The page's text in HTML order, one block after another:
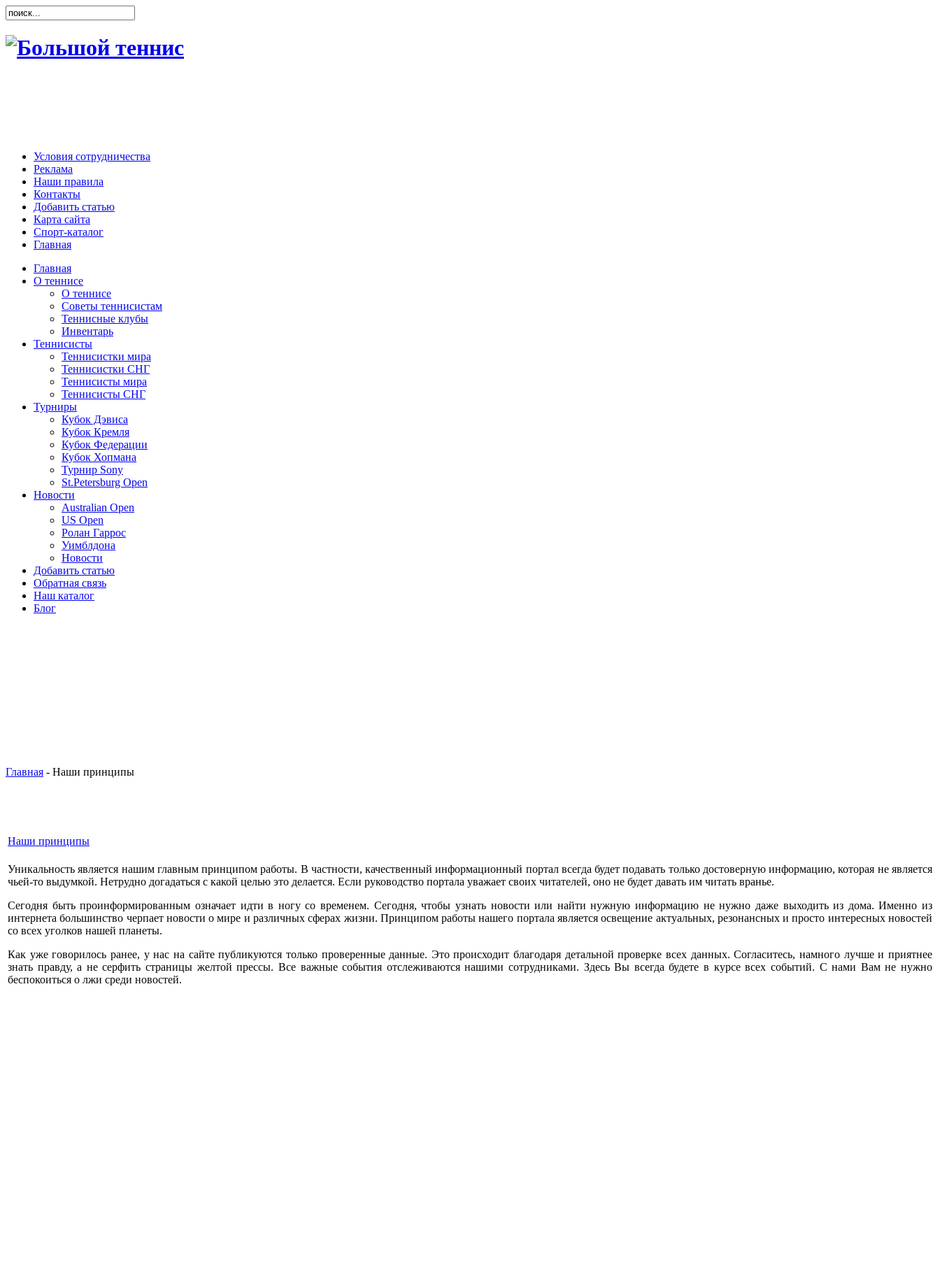
Условия сотрудничества
Реклама
Наши правила
Контакты
Добавить статью
Карта сайта
Спорт-каталог
Главная
Главная
О теннисе
О теннисе
Советы теннисистам
Теннисные клубы
Инвентарь
Теннисисты
Теннисистки мира
Теннисистки СНГ
Теннисисты мира
Теннисисты СНГ
Турниры
Кубок Дэвиса
Кубок Кремля
Кубок Федерации
Кубок Хопмана
Турнир Sony
St.Petersburg Open
Новости
Australian Open
US Open
Ролан Гаррос
Уимблдона
Новости
Добавить статью
Обратная связь
Наш каталог
Блог
Главная - Наши принципы
Наши принципы
Уникальность является нашим главным принципом работы. В частности, качественный информационный портал всегда будет подавать только достоверную информацию, которая не является
чьей-то выдумкой. Нетрудно догадаться с какой целью это делается. Если руководство портала уважает своих читателей, оно не будет давать им читать вранье.
Сегодня быть проинформированным означает идти в ногу со временем. Сегодня, чтобы узнать новости или найти нужную информацию не нужно даже выходить из дома. Именно из
интернета большинство черпает новости о мире и различных сферах жизни. Принципом работы нашего портала является освещение актуальных, резонансных и просто интересных новостей
со всех уголков нашей планеты.
Как уже говорилось ранее, у нас на сайте публикуются только проверенные данные. Это происходит благодаря детальной проверке всех данных. Согласитесь, намного лучше и приятнее
знать правду, а не серфить страницы желтой прессы. Все важные события отслеживаются нашими сотрудниками. Здесь Вы всегда будете в курсе всех событий. С нами Вам не нужно
беспокоиться о лжи среди новостей.